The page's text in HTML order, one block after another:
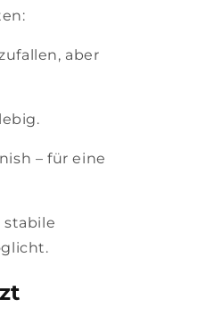
aber
– für eine
stabile